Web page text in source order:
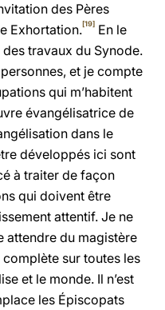
des Pères
Exhortation.[19] En le
travaux du Synode.
et je compte
qui m’habitent
évangélisatrice de
dans le
développés ici sont
à traiter de façon
qui doivent être
attentif. Je ne
attendre du magistère
sur toutes les
et le monde. Il n’est
les Épiscopats